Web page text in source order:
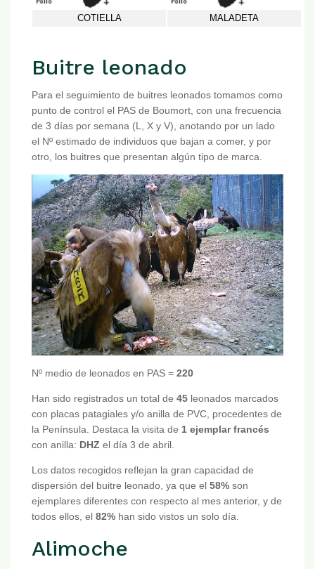
COTIELLA MALADETA
Buitre leonado
Para el seguimiento de buitres leonados tomamos como
punto de control el PAS de Boumort, con una frecuencia
de 3 días por semana (L, X y V), anotando por un lado
el Nº estimado de individuos que bajan a comer, y por
otro, los buitres que presentan algún tipo de marca.
Nº medio de leonados en PAS = 220
Han sido registrados un total de 45 leonados marcados
con placas patagiales y/o anilla de PVC, procedentes de
la Península. Destaca la visita de 1 ejemplar francés
con anilla: DHZ el día 3 de abril.
Los datos recogidos reflejan la gran capacidad de
dispersión del buitre leonado, ya que el 58% son
ejemplares diferentes con respecto al mes anterior, y de
todos ellos, el 82% han sido vistos un solo día.
Alimoche